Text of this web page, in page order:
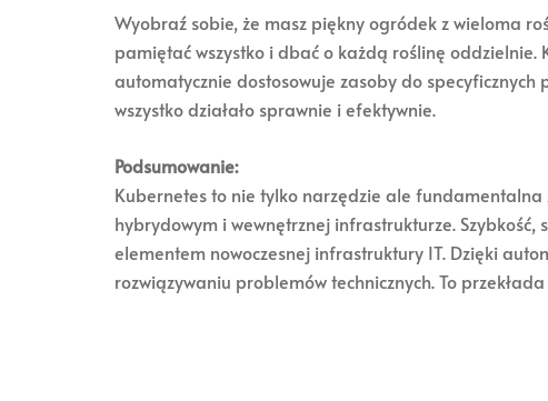
Wyobraź sobie, że masz piękny ogródek z wieloma
pamiętać wszystko i dbać o każdą roślinę
automatycznie dostosowuje zasoby do specyficznych
wszystko działało sprawnie i efektywnie.
Podsumowanie:
Kubernetes to nie tylko narzędzie ale
hybrydowym i wewnętrznej infrastrukturze.
elementem nowoczesnej infrastruktury IT. Dzięki
rozwiązywaniu problemów technicznych. To